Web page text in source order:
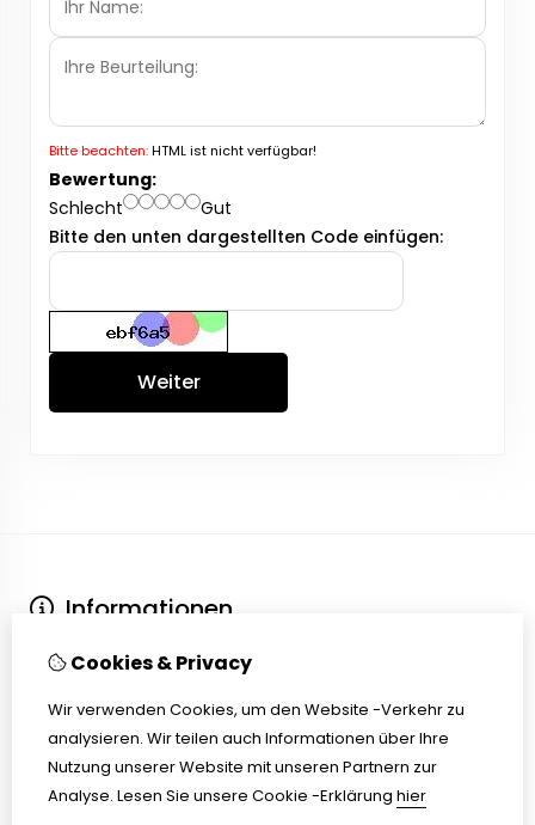
Bitte beachten:HTML ist nicht verfügbar!
Bewertung:
Schlecht
Gut
Bitte den unten dargestellten Code einfügen:
Weiter
Informationen
Kontakt
Nachfrist / Widerrufsrecht
Allgemeine Bedingungen und Konditionen
Mein Konto
Inloggen
Cookies & Privacy
Wir verwenden Cookies, um den Website -Verkehr zu
analysieren. Wir teilen auch Informationen über Ihre
Nutzung unserer Website mit unseren Partnern zur
Analyse. Lesen Sie unsere Cookie -Erklärung hier